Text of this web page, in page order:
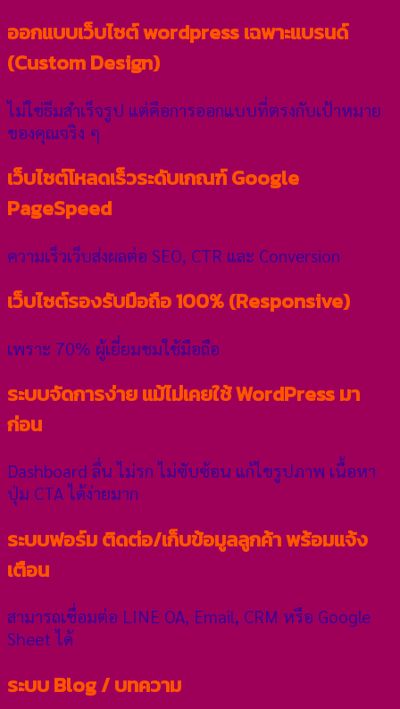
ออกแบบเว็บไซต์ wordpress เฉพาะแบรนด์
(Custom Design)
ไม่ใช่ธีมสำเร็จรูป แต่คือการออกแบบที่ตรงกับเป้าหมาย
ของคุณจริง ๆ
เว็บไซต์โหลดเร็วระดับเกณฑ์ Google
PageSpeed
ความเร็วเว็บส่งผลต่อ SEO, CTR และ Conversion
เว็บไซต์รองรับมือถือ 100% (Responsive)
เพราะ 70% ผู้เยี่ยมชมใช้มือถือ
ระบบจัดการง่าย แม้ไม่เคยใช้ WordPress มา
ก่อน
Dashboard ลื่น ไม่รก ไม่ซับซ้อน แก้ไขรูปภาพ เนื้อหา
ปุ่ม CTA ได้ง่ายมาก
ระบบฟอร์ม ติดต่อ/เก็บข้อมูลลูกค้า พร้อมแจ้ง
เตือน
สามารถเชื่อมต่อ LINE OA, Email, CRM หรือ Google
Sheet ได้
ระบบ Blog / บทความ